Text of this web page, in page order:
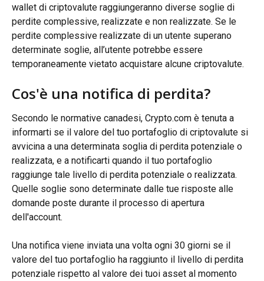
wallet di criptovalute raggiungeranno diverse soglie di
perdite complessive, realizzate e non realizzate. Se le
perdite complessive realizzate di un utente superano
determinate soglie, all’utente potrebbe essere
temporaneamente vietato acquistare alcune criptovalute.
Cos'è una notifica di perdita?
Secondo le normative canadesi, Crypto.com è tenuta a
informarti se il valore del tuo portafoglio di criptovalute si
avvicina a una determinata soglia di perdita potenziale o
realizzata, e a notificarti quando il tuo portafoglio
raggiunge tale livello di perdita potenziale o realizzata.
Quelle soglie sono determinate dalle tue risposte alle
domande poste durante il processo di apertura
dell'account.
Una notifica viene inviata una volta ogni 30 giorni se il
valore del tuo portafoglio ha raggiunto il livello di perdita
potenziale rispetto al valore dei tuoi asset al momento